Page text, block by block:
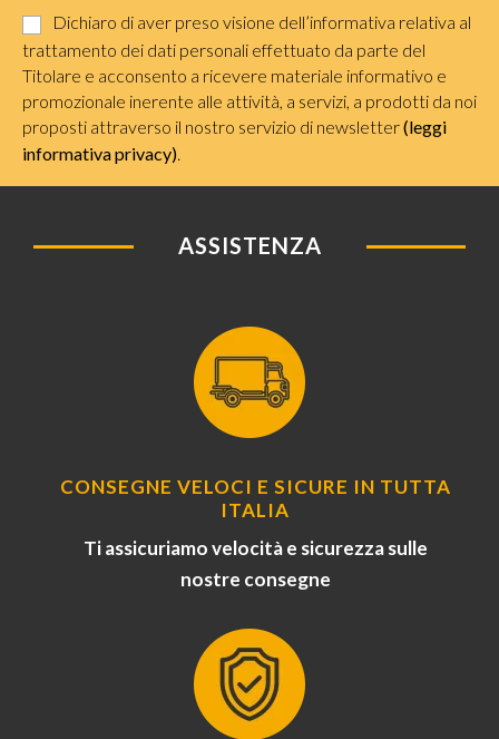
Dichiaro di aver preso visione dell’informativa relativa al
trattamento dei dati personali effettuato da parte del
Titolare e acconsento a ricevere materiale informativo e
promozionale inerente alle attività, a servizi, a prodotti da noi
proposti attraverso il nostro servizio di newsletter(leggi
informativa privacy)
ASSISTENZA
CONSEGNE VELOCI E SICURE IN TUTTA
ITALIA
Ti assicuriamo velocità e sicurezza sulle
nostre consegne